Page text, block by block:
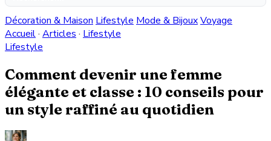
Décoration & Maison Lifestyle Mode & BijouxVoyage
Accueil· Articles · Lifestyle
Lifestyle
Comment devenir une femme
élégante et classe : 10 conseils pour
un style raffiné au quotidien